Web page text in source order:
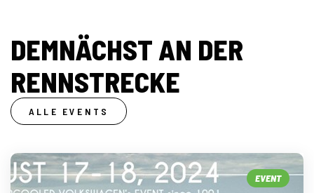
DEMNÄCHST AN DER
RENNSTRECKE
ALLE EVENTS
EVENT